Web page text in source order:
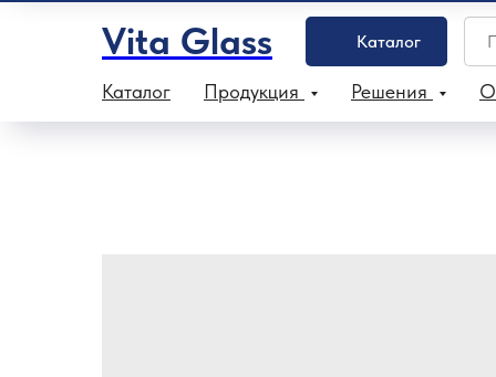
Vita Glass Каталог
Каталог Продукция Решения